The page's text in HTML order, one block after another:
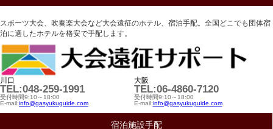
スポーツ大会、吹奏楽大会など大会遠征のホテル、宿泊手配。全国どこでも団体宿
泊に適したホテルを格安で手配します。
川口
TEL:048-259-1991
受付時間9:10～18:00
E-mail:info@gasyukuguide.com
大阪
TEL:06-4860-7120
受付時間9:10～18:00
E-mail:info@gasyukuguide.com
宿泊施設手配